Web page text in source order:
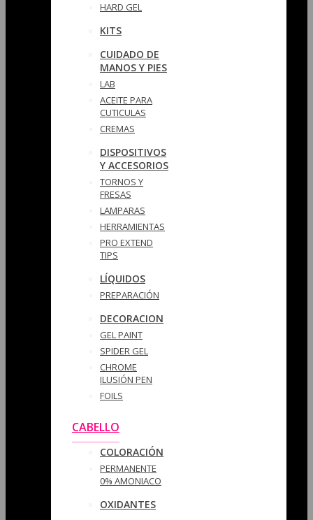
HARD GEL
KITS
CUIDADO DE
MANOS Y PIES
LAB
ACEITE PARA
CUTICULAS
CREMAS
DISPOSITIVOS
Y ACCESORIOS
TORNOS Y
FRESAS
LAMPARAS
HERRAMIENTAS
PRO EXTEND
TIPS
LÍQUIDOS
PREPARACIÓN
DECORACION
GEL PAINT
SPIDER GEL
CHROME
ILUSIÓN PEN
FOILS
CABELLO
COLORACIÓN
PERMANENTE
0% AMONIACO
OXIDANTES